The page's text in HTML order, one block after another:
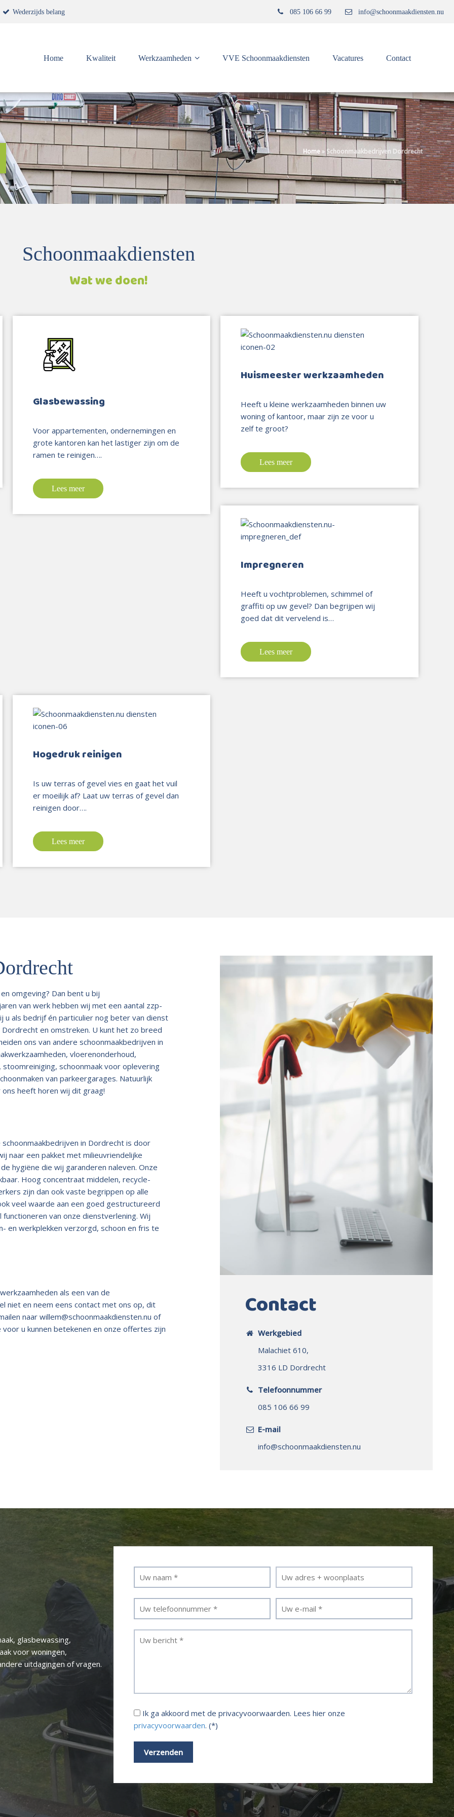
Wederzijds belang 085 106 66 99 info@schoonmaakdiensten.nu
Home Kwaliteit Werkzaamheden VVE Schoonmaakdiensten Vacatures Contact
Home» Schoonmaakbedrijven Dordrecht
Schoonmaakdiensten
Wat we doen!
Glasbewassing
Voor appartementen, ondernemingen en
grote kantoren kan het lastiger zijn om de
ramen te reinigen….
Lees meer
Huismeester werkzaamheden
Heeft u kleine werkzaamheden binnen uw
woning of kantoor, maar zijn ze voor u
zelf te groot?
Lees meer
Impregneren
Heeft u vochtproblemen, schimmel of
graffiti op uw gevel? Dan begrijpen wij
goed dat dit vervelend is…
Lees meer
Hogedruk reinigen
Is uw terras of gevel vies en gaat het vuil
er moeilijk af? Laat uw terras of gevel dan
reinigen door….
Lees meer
omgeving? Dan bent u bij
van werk hebben wij met een aantal zzp-
u als bedrijf én particulier nog beter van dienst
en omstreken. U kunt het zo breed
ons van andere schoonmaakbedrijven in
vloerenonderhoud,
schoonmaak voor oplevering
van parkeergarages. Natuurlijk
heeft horen wij dit graag!
in Dordrecht is door
naar een pakket met milieuvriendelijke
hygiëne die wij garanderen naleven. Onze
Hoog concentraat middelen, recycle-
zijn dan ook vaste begrippen op alle
veel waarde aan een goed gestructureerd
van onze dienstverlening. Wij
en werkplekken verzorgd, schoon en fris te
als een van de
niet en neem eens contact met ons op, dit
naar willem@schoonmaakdiensten.nu of
u kunnen betekenen en onze offertes zijn
Contact
Werkgebied
Malachiet 610,
3316 LD Dordrecht
Telefoonnummer
085 106 66 99
E-mail
info@schoonmaakdiensten.nu
glasbewassing,
voor woningen,
uitdagingen of vragen.
Ik ga akkoord met de privacyvoorwaarden. Lees hier onze
privacyvoorwaarden. (*)